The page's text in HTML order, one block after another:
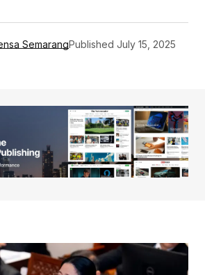
SemarangPublished July 15, 2025